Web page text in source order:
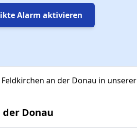
Alarm aktivieren
an der Donau in unserer
Donau